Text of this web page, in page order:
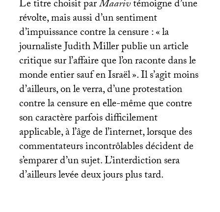
Le titre choisit parMaarivtémoigne d’une
révolte, mais aussi d’un sentiment
d’impuissance contre la censure : «la
journaliste Judith Miller publie un article
critique sur l’affaire que l’on raconte dans le
monde entier sauf en Israël». Il s’agit moins
d’ailleurs, on le verra, d’une protestation
contre la censure en elle-même que contre
son caractère parfois difficilement
applicable, à l’âge de l’internet, lorsque des
commentateurs incontrôlables décident de
s’emparer d’un sujet. L’interdiction sera
d’ailleurs levée deux jours plus tard.